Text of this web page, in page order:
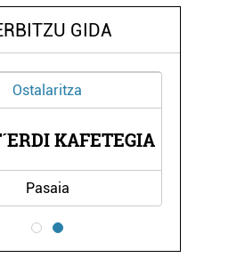
GIDA
Ostalaritza
KAFETEGIA
Pasaia